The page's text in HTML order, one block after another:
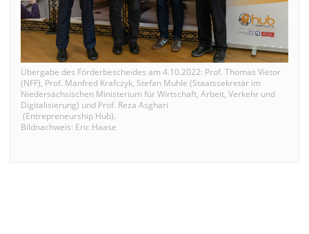
Übergabe des Förderbescheides am 4.10.2022: Prof. Thomas Vietor
(NFF), Prof. Manfred Krafczyk, Stefan Muhle (Staatssekretär im
Niedersächsischen Ministerium für Wirtschaft, Arbeit, Verkehr und
Digitalisierung) und Prof. Reza Asghari
(Entrepreneurship Hub).
Bildnachweis: Eric Haase